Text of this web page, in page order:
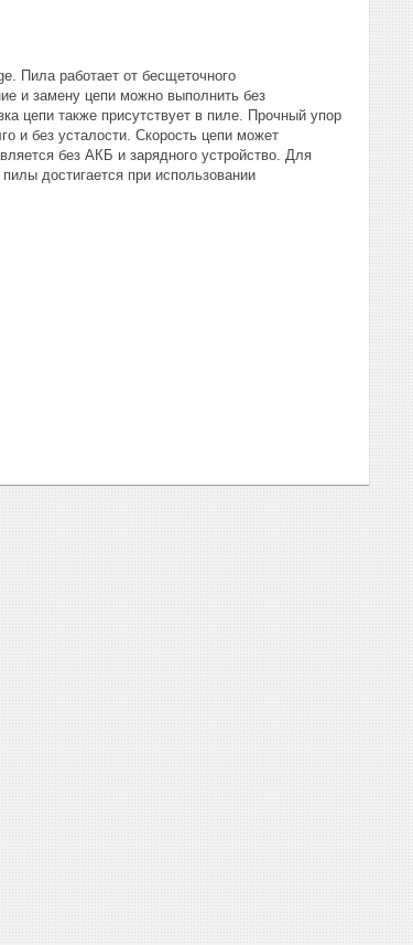
Пила работает от бесщеточного
и замену цепи можно выполнить без
цепи также присутствует в пиле. Прочный упор
и без усталости. Скорость цепи может
без АКБ и зарядного устройство. Для
достигается при использовании